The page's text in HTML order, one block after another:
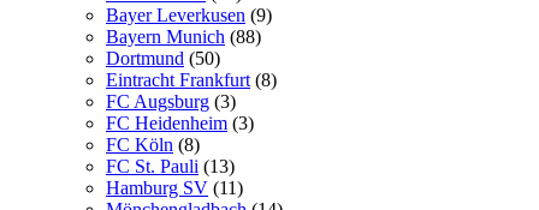
Bayer Leverkusen (9)
Bayern Munich (88)
Dortmund (50)
Eintracht Frankfurt (8)
FC Augsburg (3)
FC Heidenheim (3)
FC Köln (8)
FC St. Pauli (13)
Hamburg SV (11)